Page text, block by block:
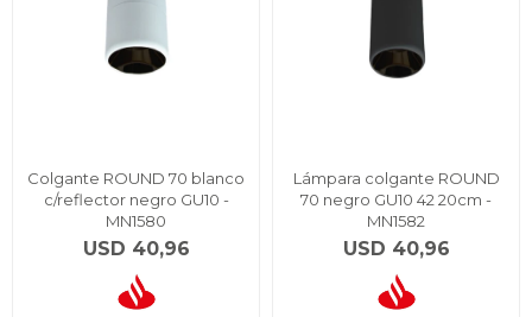
Colgante ROUND 70 blanco
c/reflector negro GU10 -
MN1580
USD 40,96
Lámpara colgante ROUND
70 negro GU10 42 20cm -
MN1582
USD 40,96